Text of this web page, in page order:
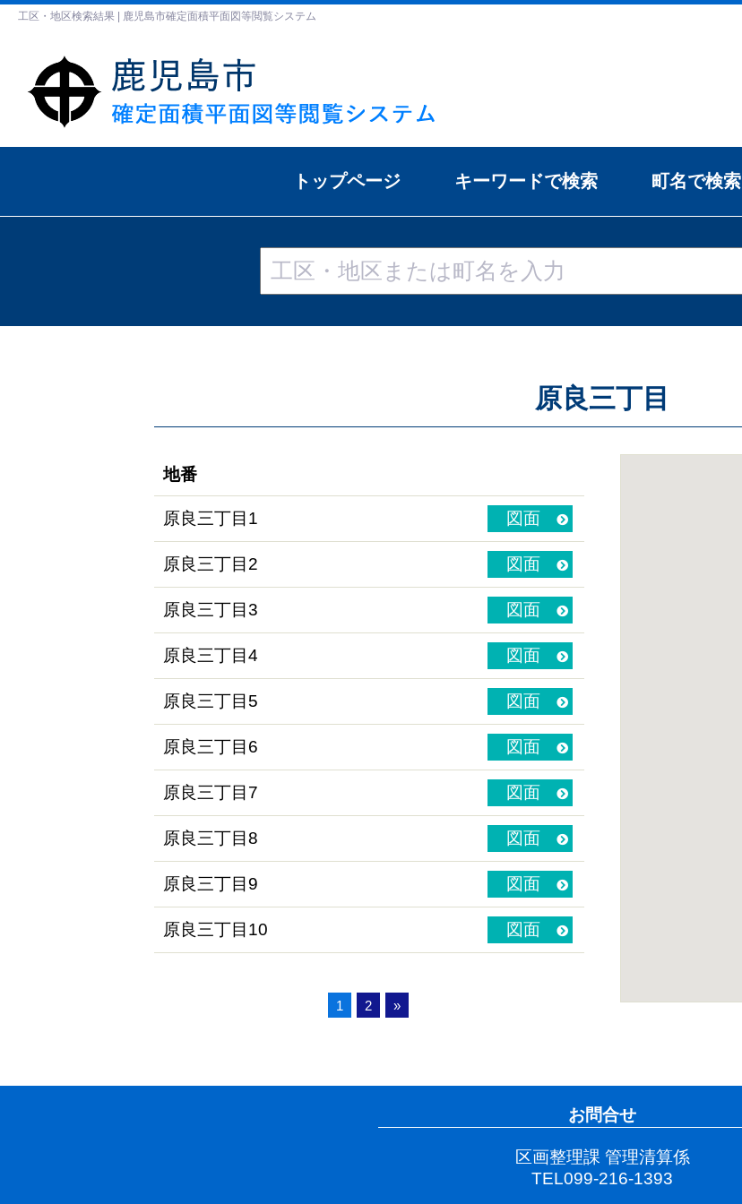
工区・地区検索結果 | 鹿児島市確定面積平面図等閲覧システム
トップページ キーワードで検索 町名で検索
原良三丁目
地番
原良三丁目1 図面
原良三丁目2 図面
原良三丁目3 図面
原良三丁目4 図面
原良三丁目5 図面
原良三丁目6 図面
原良三丁目7 図面
原良三丁目8 図面
原良三丁目9 図面
原良三丁目10 図面
1 2 »
お問合せ
区画整理課 管理清算係
TEL099-216-1393